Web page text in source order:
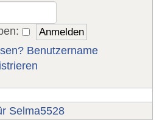
Benutzername
Selma5528